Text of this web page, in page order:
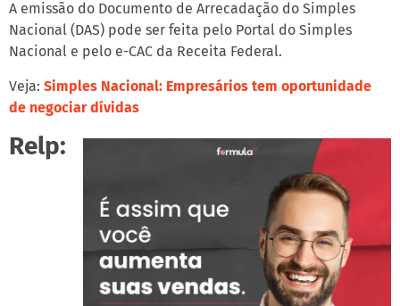
A emissão do Documento de Arrecadação do Simples
Nacional (DAS) pode ser feita pelo Portal do Simples
Nacional e pelo e-CAC da Receita Federal.
Veja: Simples Nacional: Empresários tem oportunidade
de negociar dívidas
Relp: